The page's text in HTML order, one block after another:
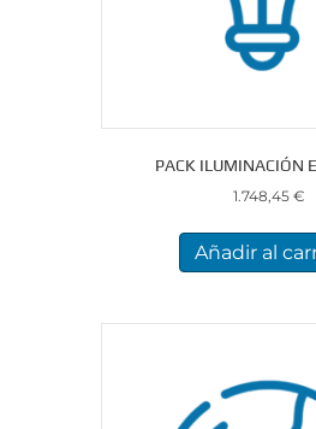
PACK ILUMINACIÓN
1.748,45 €
Añadir al